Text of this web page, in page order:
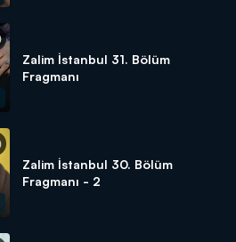
Zalim İstanbul 31. Bölüm
Fragmanı
Zalim İstanbul 30. Bölüm
Fragmanı - 2